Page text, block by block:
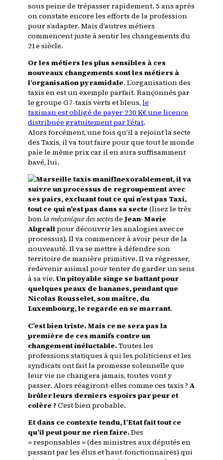
sous peine de trépasser rapidement. 5 ans après
on constate encore les efforts de la profession
pour s’adapter. Mais d’autres métiers
commencent juste à sentir les changements du
21e siècle.
Or les métiers les plus sensibles à ces
nouveaux changements sont les métiers à
l’organisation pyramidale. L’organisation des
taxis en est un exemple parfait. Rançonnés par
le groupe G7-taxis verts et bleus, le
taximan est obligé de payer 230 K€ une licence
distribuée gratuitement par l’état.
Alors forcément, une fois qu’il a rejoint la secte
des Taxis, il va tout faire pour que tout le monde
paie le même prix car il en aura suffisamment
bavé, lui.
Inexorablement, il va
suivre un processus de regroupement avec
ses pairs, excluant tout ce qui n’est pas Taxi,
tout ce qui n’est pas dans sa secte (lisez le très
bon la mécanique des sectesdeJean-Marie
Abgrallpour découvrir les analogies avec ce
processus). Il va commencer à avoir peur de la
nouveauté. Il va se mettre à défendre son
territoire de manière primitive. Il va régresser,
redevenir animal pour tenter de garder un sens
à sa vie. Un pitoyable singe se battant pour
quelques peaux de bananes, pendant que
Nicolas Rousselet, son maître, du
Luxembourg, le regarde en se marrant.
C’est bien triste. Mais ce ne sera pas la
première de ces manifs contre un
changement inéluctable.Toutes les
professions statiques à qui les politiciens et les
syndicats ont fait la promesse solennelle que
leur vie ne changera jamais, toutes vont y
passer. Alors réagiront-elles comme ces taxis ? A
brûler leurs derniers espoirs par peur et
colère ?C’est bien probable.
Et dans ce contexte tendu, l’Etat fait tout ce
qu’il peut pour ne rien faire.Des
« responsables » (des ministres aux députés en
passant par les élus et haut-fonctionnaires) qui